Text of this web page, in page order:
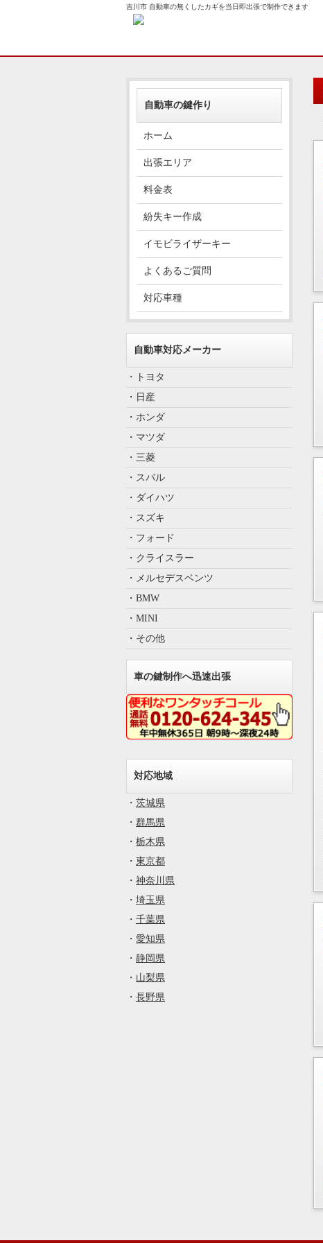
吉川市 自動車の無くしたカギを当日即出張で制作できます
自動車の鍵作り
ホーム
出張エリア
料金表
紛失キー作成
イモビライザーキー
よくあるご質問
対応車種
自動車対応メーカー
・トヨタ
・日産
・ホンダ
・マツダ
・三菱
・スバル
・ダイハツ
・スズキ
・フォード
・クライスラー
・メルセデスベンツ
・BMW
・MINI
・その他
車の鍵制作へ迅速出張
対応地域
・ 茨城県
・ 群馬県
・ 栃木県
・ 東京都
・ 神奈川県
・ 埼玉県
・ 千葉県
・ 愛知県
・ 静岡県
・ 山梨県
・ 長野県